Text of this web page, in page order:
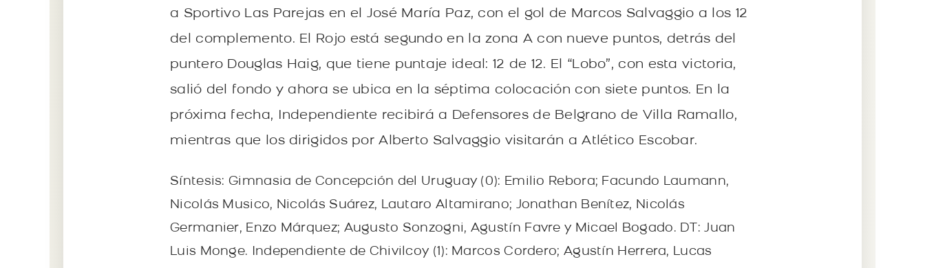
a Sportivo Las Parejas en el José María Paz, con el gol de Marcos Salvaggio a los 12
del complemento. El Rojo está segundo en la zona A con nueve puntos, detrás del
puntero Douglas Haig, que tiene puntaje ideal: 12 de 12. El “Lobo”, con esta victoria,
salió del fondo y ahora se ubica en la séptima colocación con siete puntos. En la
próxima fecha, Independiente recibirá a Defensores de Belgrano de Villa Ramallo,
mientras que los dirigidos por Alberto Salvaggio visitarán a Atlético Escobar.
Síntesis: Gimnasia de Concepción del Uruguay (0): Emilio Rebora; Facundo Laumann,
Nicolás Musico, Nicolás Suárez, Lautaro Altamirano; Jonathan Benítez, Nicolás
Germanier, Enzo Márquez; Augusto Sonzogni, Agustín Favre y Micael Bogado. DT: Juan
Luis Monge. Independiente de Chivilcoy (1): Marcos Cordero; Agustín Herrera, Lucas